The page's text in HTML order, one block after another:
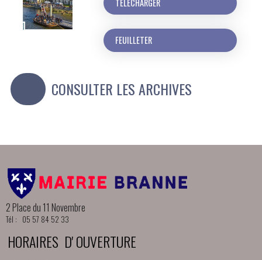
TÉLÉCHARGER
FEUILLETER
CONSULTER LES ARCHIVES
2 Place du 11 Novembre
Tél : 05 57 84 52 33
HORAIRES D' OUVERTURE